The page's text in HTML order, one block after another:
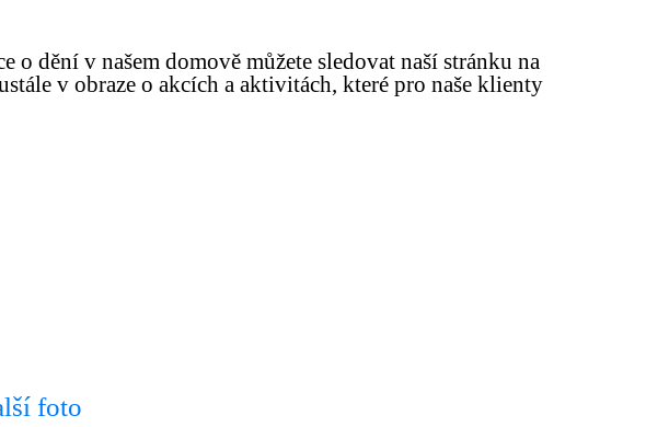
dění v našem domově můžete sledovat naší stránku na
v obraze o akcích a aktivitách, které pro naše klienty
foto